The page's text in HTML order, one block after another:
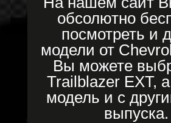
обсолютно
посмотреть и
модели от
Вы можете
Trailblazer EXT,
модель и с
выпуска.